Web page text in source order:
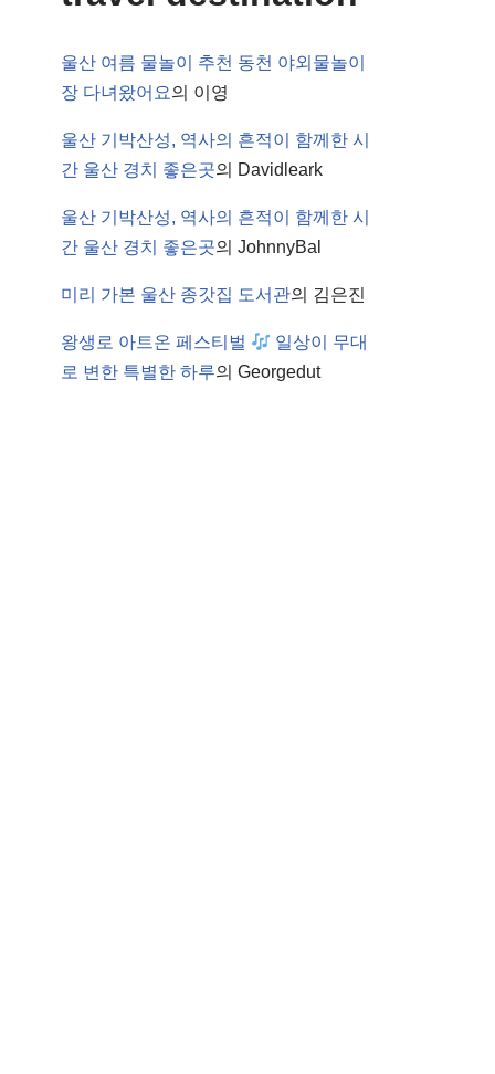
울산 여름 물놀이 추천 동천 야외물놀이
장 다녀왔어요의 이영
울산 기박산성, 역사의 흔적이 함께한 시
간 울산 경치 좋은곳의 Davidleark
울산 기박산성, 역사의 흔적이 함께한 시
간 울산 경치 좋은곳의 JohnnyBal
미리 가본 울산 종갓집 도서관의 김은진
왕생로 아트온 페스티벌
일상이 무대
로 변한 특별한 하루의 Georgedut